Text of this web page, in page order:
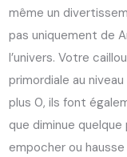
même un
pas uniquement de
l’univers. Votre
primordiale au
plus 0, ils font
que diminue
empocher ou